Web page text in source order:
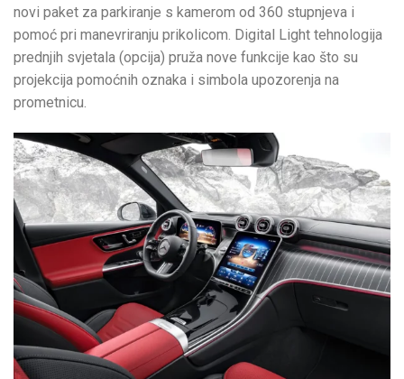
novi paket za parkiranje s kamerom od 360 stupnjeva i
pomoć pri manevriranju prikolicom. Digital Light tehnologija
prednjih svjetala (opcija) pruža nove funkcije kao što su
projekcija pomoćnih oznaka i simbola upozorenja na
prometnicu.